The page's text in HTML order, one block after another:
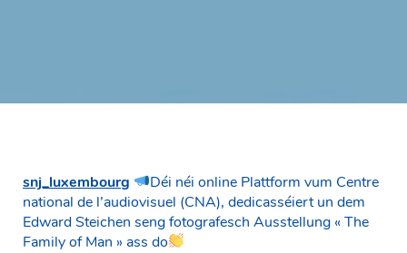
snj_luxembourg
Déi néi online Plattform vum Centre
national de l’audiovisuel (CNA), dedicasséiert un dem
Edward Steichen seng fotografesch Ausstellung « The
Family of Man » ass do